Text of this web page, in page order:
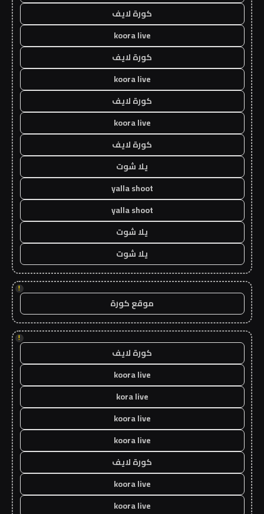
كورة لايف
koora live
كورة لايف
koora live
كورة لايف
koora live
كورة لايف
يلا شوت
yalla shoot
yalla shoot
يلا شوت
يلا شوت
!
موقع كورة
!
كورة لايف
koora live
kora live
koora live
koora live
كورة لايف
koora live
koora live